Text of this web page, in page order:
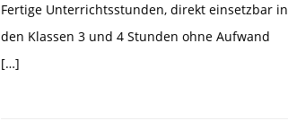
Fertige Unterrichtsstunden, direkt einsetzbar in
den Klassen 3 und 4 Stunden ohne Aufwand
[…]